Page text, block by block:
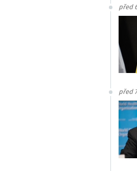
před
před